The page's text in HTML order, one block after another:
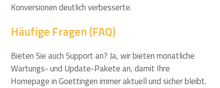
Konversionen deutlich verbesserte.
Häufige Fragen (FAQ)
Bieten Sie auch Support an? Ja, wir bieten monatliche
Wartungs- und Update-Pakete an, damit Ihre
Homepage in Goettingen immer aktuell und sicher bleibt.